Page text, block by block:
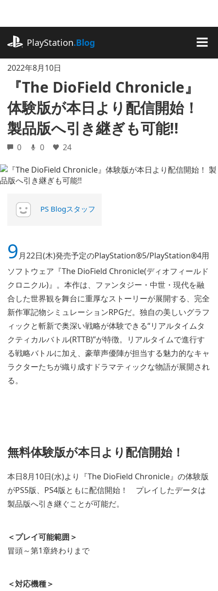
に
ッ
PlayStation.Blog
2022年8月10日
『The DioField Chronicle』
体験版が本日より配信開始！
製品版へ引き継ぎも可能!!
0 0 24
PS Blogスタッフ
9月22日(木)発売予定のPlayStation®5/PlayStation®4用
ソフトウェア『The DioField Chronicle(ディオフィールド
クロニクル)』。本作は、ファンタジー・中世・現代を融
合した世界観を舞台に重厚なストーリーが展開する、完全
新作軍記物シミュレーションRPGだ。独自の美しいグラフ
ィックと斬新で奥深い戦略が体験できる“リアルタイムタ
クティカルバトル(RTTB)”が特徴。リアルタイムで進行す
る戦略バトルに加え、豪華声優陣が担当する魅力的なキャ
ラクターたちが織り成すドラマティックな物語が展開され
る。
無料体験版が本日より配信開始！
本日8月10日(水)より『The DioField Chronicle』の体験版
がPS5版、PS4版ともに配信開始！ プレイしたデータは
製品版へ引き継ぐことが可能だ。
＜プレイ可能範囲＞
冒頭～第1章終わりまで
＜対応機種＞